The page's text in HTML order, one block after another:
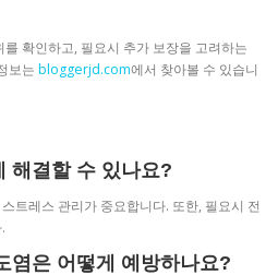
확인하고, 필요시 추가 보장을 고려하는
보는 bloggerjd.com에서 찾아볼 수 있습니
해결할 수 있나요?
트레스 관리가 중요합니다. 또한, 필요시 전
염은 어떻게 예방하나요?